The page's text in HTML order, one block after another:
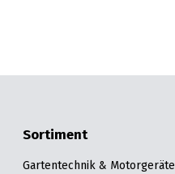
Sortiment
Gartentechnik & Motorgeräte